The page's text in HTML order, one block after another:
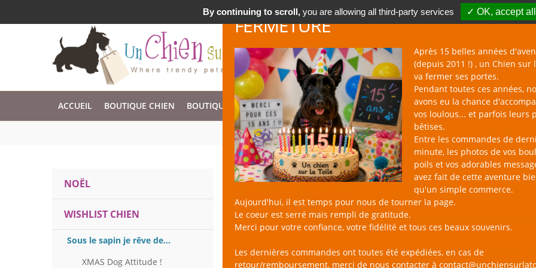
Accessoires & Design pour Chien, Chat, et Nac !
FERMETURE
Après 15 belles années
(depuis 2011 !) , un Chien sur
va fermer ses portes.
Pendant toutes ces années,
avons eu la chance
vos loulous... et parfois leurs
bêtises.
Entre les commandes de
minute, les photos de vos
poils et vos adorables
avez fait de cette aventure
qu'un simple commerce.
Aujourd'hui, il est temps pour nous de tourner la page.
Le coeur est serré mais rempli de gratitude.
Merci pour votre confiance, votre fidélité et tous ces beaux souvenirs.
Les dernières commandes ont toutes été expédiées, en cas de
retour/remboursement, merci de nous contacter à
ACCUEIL BOUTIQUE CHIEN BOUTIQUE CHAT BOUTIQUE NAC NOUVEAUTÉS BLOG CONTACT
NOËL
WISHLIST CHIEN
Sous le sapin je rêve de...
XMAS Dog Attitude !
Sélection Noël
un Chien sur la Toile : une large sélection d'accessoires "Noël" pour avoir
Wishlist de Noël des
By continuing to scroll,you are allowing all third-party services ✓ OK, accept all